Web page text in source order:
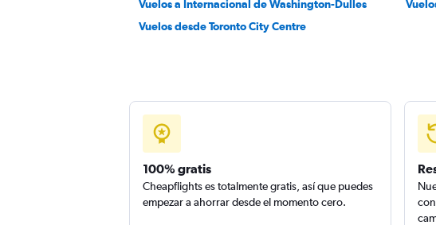
Vuelos a Internacional de Washington-Dulles
Vuelos desde Toronto City Centre
100% gratis
Cheapflights es totalmente gratis, así que puedes
empezar a ahorrar desde el momento cero.